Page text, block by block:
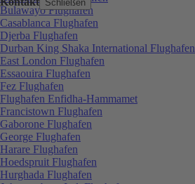
Schließen
Bulawayo Flughafen
Casablanca Flughafen
Djerba Flughafen
Durban King Shaka International Flughafen
East London Flughafen
Essaouira Flughafen
Fez Flughafen
Flughafen Enfidha-Hammamet
Francistown Flughafen
Gaborone Flughafen
George Flughafen
Harare Flughafen
Hoedspruit Flughafen
Hurghada Flughafen